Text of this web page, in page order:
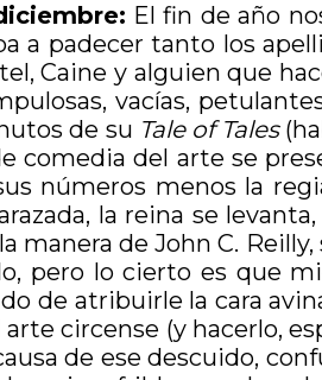
El fin de año
a padecer tanto los
Caine y alguien que
vacías,
de su Tale of Tales
comedia del arte se
números menos la
la reina se
manera de John C.
pero lo cierto es que
de atribuirle la cara
circense (y hacerlo,
de ese descuido,